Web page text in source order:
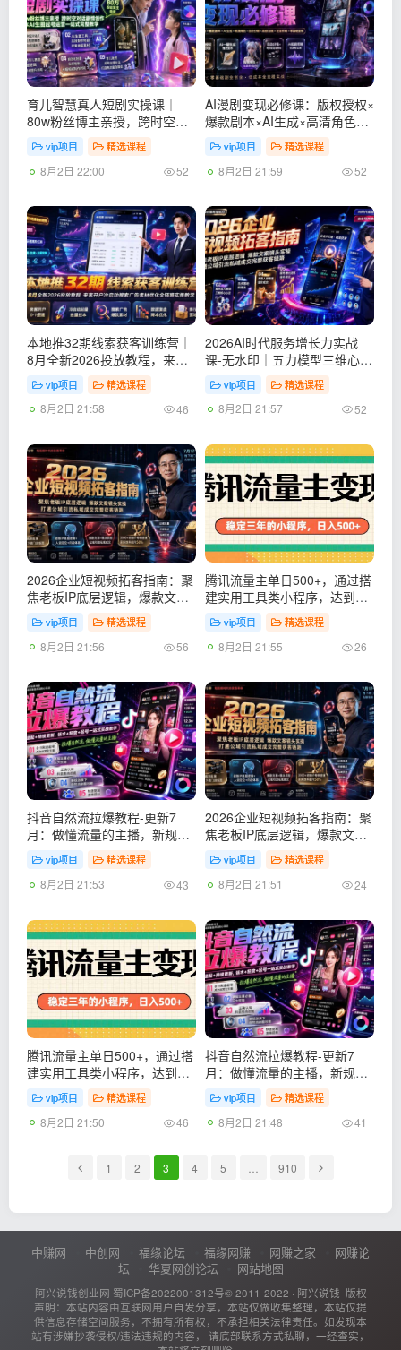
育儿智慧真人短剧实操课｜
80w粉丝博主亲授，跨时空对
话剧情创作，脚本AI生图起号
运营一站式完整教学
vip项目 精选课程
8月2日 22:00 52
AI漫剧变现必修课：版权授权×
爆款剧本×AI生成×高清角色×
自动分镜×高级运镜×配音剪辑
×零基础变现
vip项目 精选课程
8月2日 21:59 52
本地推32期线索获客训练营｜
8月全新2026投放教程，来客
开户冷启动搜索广告素材优化
全链路实操教学
vip项目 精选课程
8月2日 21:58 46
2026AI时代服务增长力实战
课-无水印｜五力模型三维心法
教学，破解门店客源流失低价
内卷实现长效业绩增长
vip项目 精选课程
8月2日 21:57 52
2026企业短视频拓客指南：聚
焦老板IP底层逻辑，爆款文案
镜头实操，打通公域引流私域
成交完整获客链路
vip项目 精选课程
8月2日 21:56 56
腾讯流量主单日500+，通过搭
建实用工具类小程序，达到稳
定躺赚腾讯广告收益
vip项目 精选课程
8月2日 21:55 26
抖音自然流拉爆教程-更新7
月：做懂流量的主播，新规适
配+持续更新，话术+投放+起
号一站式实战教学
vip项目 精选课程
8月2日 21:53 43
2026企业短视频拓客指南：聚
焦老板IP底层逻辑，爆款文案
镜头实操，打通公域引流私域
成交完整获客链路
vip项目 精选课程
8月2日 21:51 24
腾讯流量主单日500+，通过搭
建实用工具类小程序，达到稳
定躺赚腾讯广告收益
vip项目 精选课程
8月2日 21:50 46
抖音自然流拉爆教程-更新7
月：做懂流量的主播，新规适
配+持续更新，话术+投放+起
号一站式实战教学
vip项目 精选课程
8月2日 21:48 41
1 2 3 4 5 910
中赚网 中创网 福缘论坛 福缘网赚 网赚之家
网赚论
坛
华夏网创论坛 网站地图
阿兴说钱创业网 蜀ICP备2022001312号© 2011-2022 · 阿兴说钱 版权
声明：本站内容由互联网用户自发分享，本站仅做收集整理，本站仅提
供信息存储空间服务，不拥有所有权，不承担相关法律责任。如发现本
站有涉嫌抄袭侵权/违法违规的内容， 请底部联系方式私聊，一经查实，